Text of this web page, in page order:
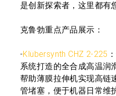
是创新探索者，这里都有
克鲁勃重点产品展示：
-Klübersynth CHZ 2-225
系统打造的全合成高温润
帮助薄膜拉伸机实现高链
管堵塞，便于机器日常维